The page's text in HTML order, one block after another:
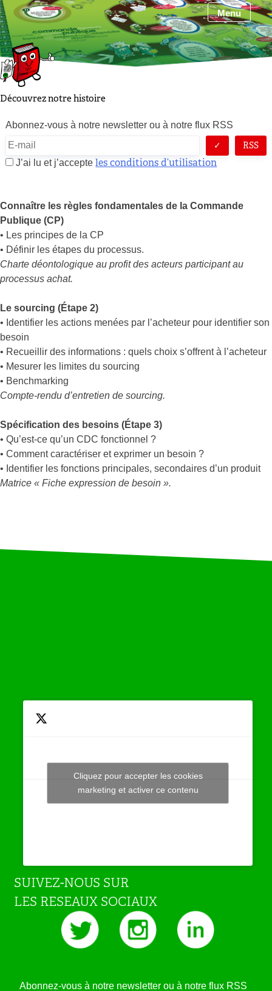
Skip
to
content
Menu
Découvrez notre histoire
Abonnez-vous à notre newsletter ou à notre flux RSS
RSS
J’ai lu et j’accepteles conditions d’utilisation
Connaître les règles fondamentales de la Commande
Publique (CP)
• Les principes de la CP
• Définir les étapes du processus.
Charte déontologique au profit des acteurs participant au
processus achat.
Le sourcing (Étape 2)
• Identifier les actions menées par l’acheteur pour identifier son
besoin
• Recueillir des informations : quels choix s’offrent à l’acheteur
• Mesurer les limites du sourcing
• Benchmarking
Compte-rendu d’entretien de sourcing.
Spécification des besoins (Étape 3)
• Qu’est-ce qu’un CDC fonctionnel ?
• Comment caractériser et exprimer un besoin ?
• Identifier les fonctions principales, secondaires d’un produit
Matrice « Fiche expression de besoin ».
Tweets by JeuAchat
Cliquez pour accepter les cookies
marketing et activer ce contenu
SUIVEZ-NOUS SUR
LES RESEAUX SOCIAUX
Abonnez-vous à notre newsletter ou à notre flux RSS